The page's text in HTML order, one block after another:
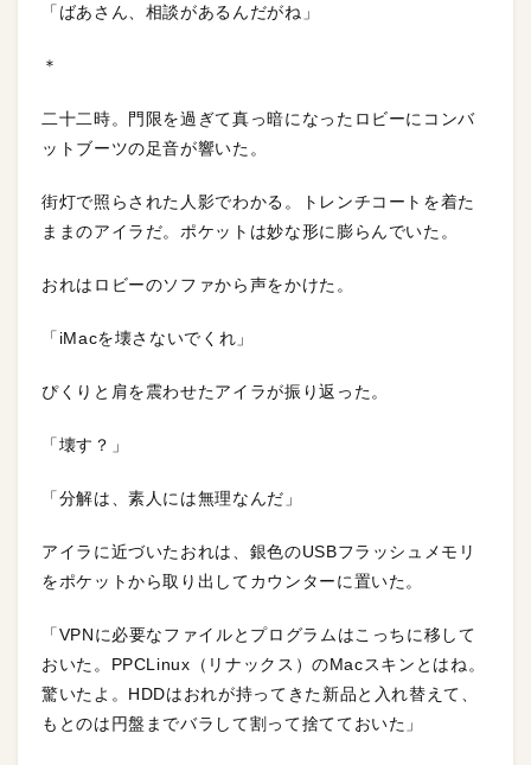
「ばあさん、相談があるんだがね」
＊
二十二時。門限を過ぎて真っ暗になったロビーにコンバ
ットブーツの足音が響いた。
街灯で照らされた人影でわかる。トレンチコートを着た
ままのアイラだ。ポケットは妙な形に膨らんでいた。
おれはロビーのソファから声をかけた。
「iMacを壊さないでくれ」
ぴくりと肩を震わせたアイラが振り返った。
「壊す？」
「分解は、素人には無理なんだ」
アイラに近づいたおれは、銀色のUSBフラッシュメモリ
をポケットから取り出してカウンターに置いた。
「VPNに必要なファイルとプログラムはこっちに移して
おいた。PPCLinux（リナックス）のMacスキンとはね。
驚いたよ。HDDはおれが持ってきた新品と入れ替えて、
もとのは円盤までバラして割って捨てておいた」